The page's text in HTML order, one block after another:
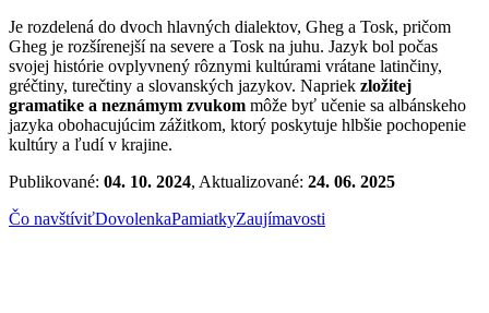
Je rozdelená do dvoch hlavných dialektov, Gheg a Tosk, pričom
Gheg je rozšírenejší na severe a Tosk na juhu. Jazyk bol počas
svojej histórie ovplyvnený rôznymi kultúrami vrátane latinčiny,
gréčtiny, turečtiny a slovanských jazykov. Napriek zložitej
gramatike a neznámym zvukom môže byť učenie sa albánskeho
jazyka obohacujúcim zážitkom, ktorý poskytuje hlbšie pochopenie
kultúry a ľudí v krajine.
Publikované: 04. 10. 2024, Aktualizované: 24. 06. 2025
Čo navštíviťDovolenkaPamiatkyZaujímavosti